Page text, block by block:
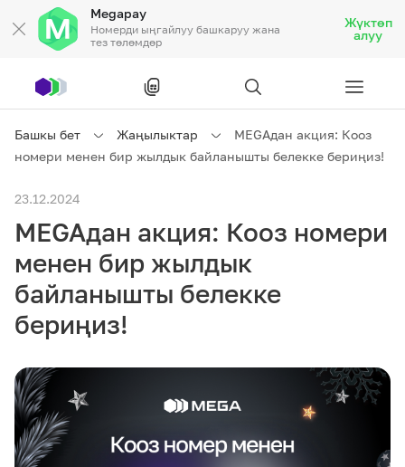
Megapay
Номерди ыңгайлуу башкаруу жана
тез төлөмдөр
Жүктөп
алуу
Жеке кардарларга
Ишкердик үчүн
Байланыш
Тарифтер
eSIM M2M
Башкы бет Жаңылыктар
MEGAдан акция: Кооз
номери менен бир жылдык байланышты белекке бериңиз!
23.12.2024
MEGAдан акция: Кооз номери
менен бир жылдык
байланышты белекке
бериңиз!